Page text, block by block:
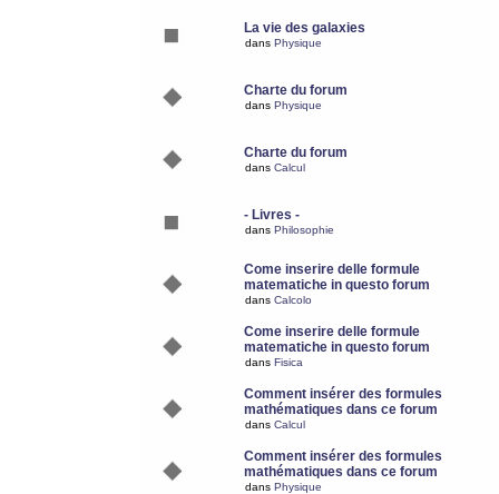
La vie des galaxies
dans Physique
Charte du forum
dans Physique
Charte du forum
dans Calcul
- Livres -
dans Philosophie
Come inserire delle formule
matematiche in questo forum
dans Calcolo
Come inserire delle formule
matematiche in questo forum
dans Fisica
Comment insérer des formules
mathématiques dans ce forum
dans Calcul
Comment insérer des formules
mathématiques dans ce forum
dans Physique